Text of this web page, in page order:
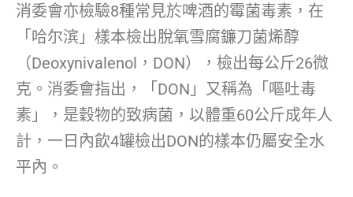
消委會亦檢驗8種常見於啤酒的霉菌毒素，在
「哈尔滨」樣本檢出脫氧雪腐鐮刀菌烯醇
（Deoxynivalenol，DON），檢出每公斤26微
克。消委會指出，「DON」又稱為「嘔吐毒
素」，是穀物的致病菌，以體重60公斤成年人
計，一日內飲4罐檢出DON的樣本仍屬安全水
平內。